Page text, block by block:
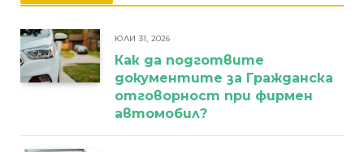
ЮЛИ 31, 2026
Как да подготвите
документите за Гражданска
отговорност при фирмен
автомобил?